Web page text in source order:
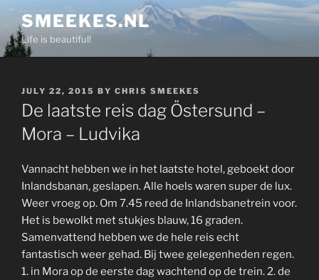
content
SMEEKES.NL
Life is beautiful!
POSTED
ON
JULY 22, 2015 BY CHRIS SMEEKES
De laatste reis dag Östersund –
Mora – Ludvika
Vannacht hebben we in het laatste hotel, geboekt door
Inlandsbanan, geslapen. Alle hoels waren super de lux.
Weer vroeg op. Om 7.45 reed de Inlandsbanetrein voor.
Het is bewolkt met stukjes blauw, 16 graden.
Samenvattend hebben we de hele reis echt
fantastisch weer gehad. Bij twee gelegenheden regen.
1. in Mora op de eerste dag wachtend op de trein. 2. de